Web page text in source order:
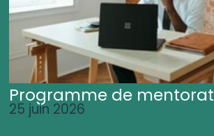
Programme de mentorat
25 juin 2026